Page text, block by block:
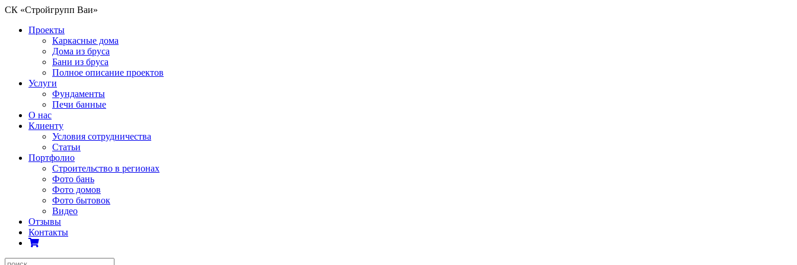
СК «Стройгрупп Ваи»
Проекты
Каркасные дома
Дома из бруса
Бани из бруса
Полное описание проектов
Услуги
Фундаменты
Печи банные
О нас
Клиенту
Условия сотрудничества
Статьи
Портфолио
Строительство в регионах
Фото бань
Фото домов
Фото бытовок
Видео
Отзывы
Контакты